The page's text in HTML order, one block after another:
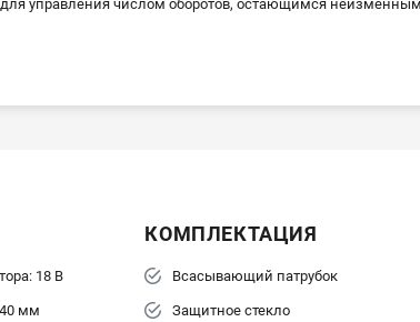
для управления числом оборотов, остающимся неизменным
18 В
мм
КОМПЛЕКТАЦИЯ
Всасывающий патрубок
Защитное стекло